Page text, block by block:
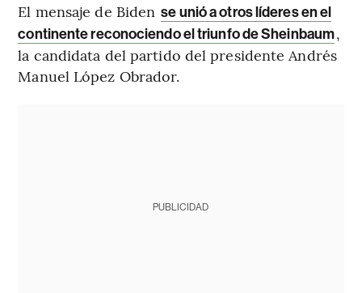
El mensaje de Biden se unió a otros líderes en el
continente reconociendo el triunfo de Sheinbaum,
la candidata del partido del presidente Andrés
Manuel López Obrador.
PUBLICIDAD